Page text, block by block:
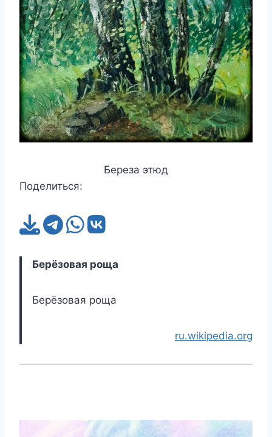
Береза этюд
Поделиться:
Берёзовая роща
Берёзовая роща
ru.wikipedia.org